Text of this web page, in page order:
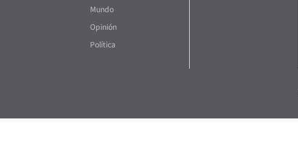
Mundo
Opinión
Política